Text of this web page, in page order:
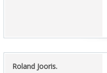
‎Roland Jooris.‎